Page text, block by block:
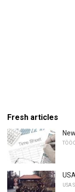
Fresh articles
USA